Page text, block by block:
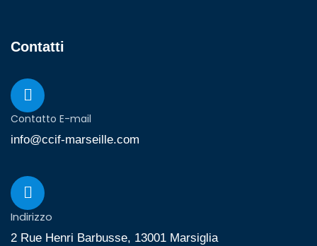
Contatti
Contatto E-mail
info@ccif-marseille.com
Indirizzo
2 Rue Henri Barbusse, 13001 Marsiglia